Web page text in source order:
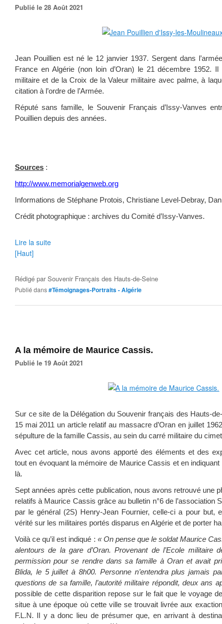
Publié le 28 Août 2021
Jean Pouillien est né le 12 janvier 1937. Sergent dans
France en Algérie (non loin d’Oran) le 21 décembre 1952.
militaire et de la Croix de la Valeur militaire avec palme, à
citation à l’ordre de l’Armée.
Réputé sans famille, le Souvenir Français d’Issy-Vanves
Pouillien depuis des années.
Sources :
http://www.memorialgenweb.org
Informations de Stéphane Protois, Christiane Level-Debray,
Crédit photographique : archives du Comité d’Issy-Vanves.
Lire la suite
[Haut]
Rédigé parSouvenir Français des Hauts-de-Seine
Publié dans#Témoignages-Portraits - Algérie
A la mémoire de Maurice Cassis.
Publié le 19 Août 2021
Sur ce site de la Délégation du Souvenir français des Hauts-
15 mai 2011 un article relatif au massacre d’Oran en juillet
sépulture de la famille Cassis, au sein du carré militaire du
Avec cet article, nous avons apporté des éléments et des
tout en évoquant la mémoire de Maurice Cassis et en
là.
Sept années après cette publication, nous avons retrouvé une
relatifs à Maurice Cassis grâce au bulletin n°6 de l’association
par le général (2S) Henry-Jean Fournier, celle-ci a pour but,
vérité sur les militaires portés disparus en Algérie et de porter
Voilà ce qu’il est indiqué : « On pense que le soldat Maurice
alentours de la gare d’Oran. Provenant de l’Ecole militaire
permission pour se rendre dans sa famille à Oran et avait
Blida, le 5 juillet à 8h00. Personne n’entendra plus jamais
questions de sa famille, l’autorité militaire répondit, deux ans
possible de cette disparition repose sur le fait que le voyage
situe à une époque où cette ville se trouvait livrée aux
F.L.N. Il y a donc lieu de présumer que, en arrivant à